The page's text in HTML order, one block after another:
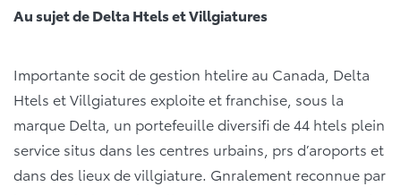
Au sujet de Delta Htels et Villgiatures
Importante socit de gestion htelire au Canada, Delta
Htels et Villgiatures exploite et franchise, sous la
marque Delta, un portefeuille diversifi de 44 htels plein
service situs dans les centres urbains, prs d’aroports et
dans des lieux de villgiature. Gnralement reconnue par